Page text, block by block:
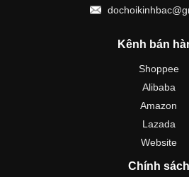
Kênh bán
Shoppee
Alibaba
Amazon
Lazada
Website
Chính sách